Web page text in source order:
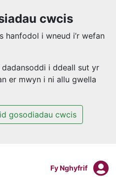
cwcis
hanfodol i wneud i’r wefan
i ddeall sut yr
er mwyn i ni allu gwella
gosodiadau cwcis
Mewngofnodi I
Fy Nghyfrif